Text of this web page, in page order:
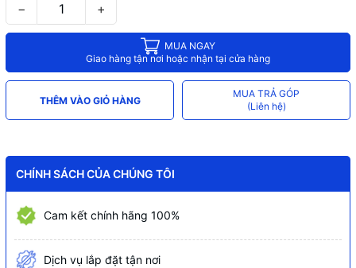
Android
iOS
iPadOS
− +
MUA NGAY
Giao hàng tận nơi hoặc nhận tại cửa hàng
THÊM VÀO GIỎ HÀNG
MUA TRẢ GÓP
(Liên hệ)
CHÍNH SÁCH CỦA CHÚNG TÔI
Cam kết chính hãng 100%
Dịch vụ lắp đặt tận nơi